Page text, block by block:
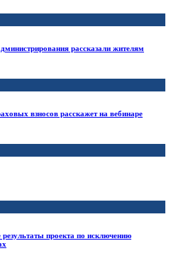
рассказали жителям
взносов расскажет на вебинаре
проекта по исключению